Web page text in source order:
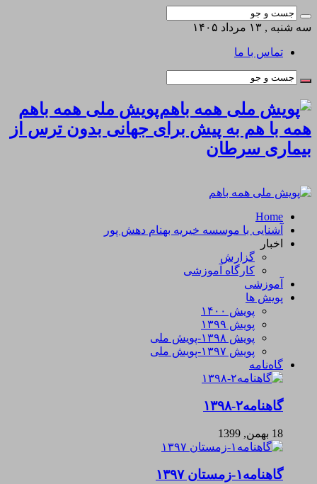
سه شنبه , ۱۳ مرداد ۱۴۰۵
تماس با ما
پویش ملی همه باهم
همه با هم به پیش برای جهانی بدون ترس از
بیماری سرطان
Home
آشنایی با موسسه خیریه بهنام دهش پور
اخبار
گزارش
کارگاه آموزشی
آموزشی
پویش ها
پویش ۱۴۰۰
پویش ۱۳۹۹
پویش ۱۳۹۸-پویش ملی
پویش ۱۳۹۷-پویش ملی
گاه‌نامه
گاهنامه۲-۱۳۹۸
18 بهمن, 1399
گاهنامه۱-زمستان ۱۳۹۷